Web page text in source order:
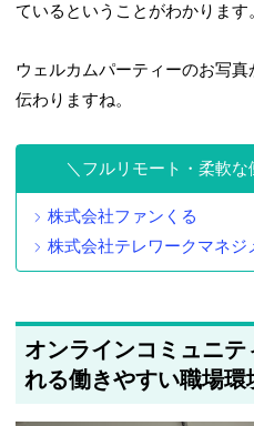
ているということがわかります
ウェルカムパーティーのお写
伝わりますね。
フルリモート・柔軟
株式会社ファンくる
株式会社テレワークマネジ
オンラインコミュニテ
れる働きやすい職場環